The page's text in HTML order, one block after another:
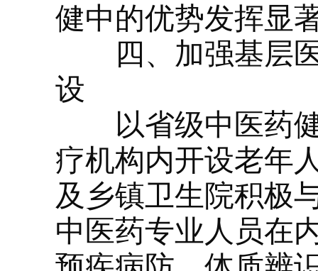
健中的优势发挥显
四、加强基层
设
以省级中医药健
疗机构内开设老年
及乡镇卫生院积极
中医药专业人员在